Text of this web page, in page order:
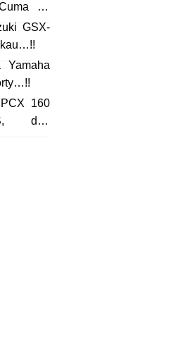
38
GSX-
160
dan